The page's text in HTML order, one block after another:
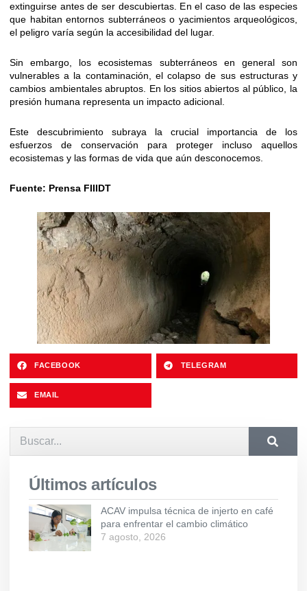
extinguirse antes de ser descubiertas. En el caso de las especies
que habitan entornos subterráneos o yacimientos arqueológicos,
el peligro varía según la accesibilidad del lugar.
Sin embargo, los ecosistemas subterráneos en general son
vulnerables a la contaminación, el colapso de sus estructuras y
cambios ambientales abruptos. En los sitios abiertos al público, la
presión humana representa un impacto adicional.
Este descubrimiento subraya la crucial importancia de los
esfuerzos de conservación para proteger incluso aquellos
ecosistemas y las formas de vida que aún desconocemos.
Fuente: Prensa FIIIDT
FACEBOOK TELEGRAM
EMAIL
Últimos artículos
ACAV impulsa técnica de injerto en café
para enfrentar el cambio climático
7 agosto, 2026